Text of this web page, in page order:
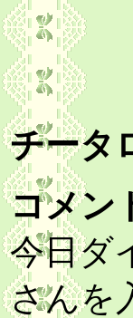
チータ
コメン
今日ダ
さんを